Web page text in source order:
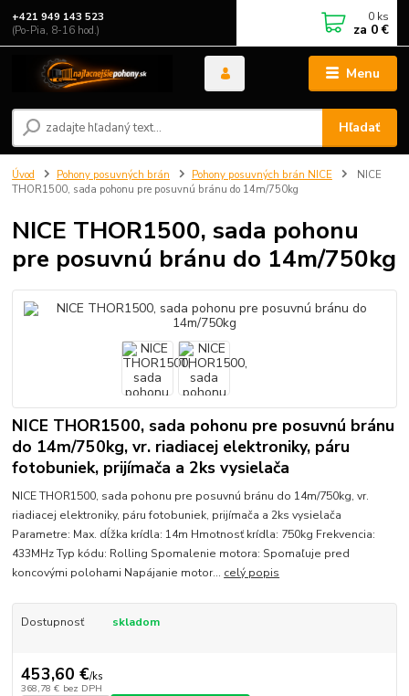
Menu
Hľadať
+421 949 143 523
(Po-Pia, 8-16 hod.)
0 ks
za 0 €
Úvod Pohony posuvných brán Pohony posuvných brán NICE
NICE
THOR1500, sada pohonu pre posuvnú bránu do 14m/750kg
NICE THOR1500, sada pohonu
pre posuvnú bránu do 14m/750kg
NICE THOR1500, sada pohonu pre posuvnú bránu
do 14m/750kg, vr. riadiacej elektroniky, páru
fotobuniek, prijímača a 2ks vysielača
NICE THOR1500, sada pohonu pre posuvnú bránu do 14m/750kg, vr.
riadiacej elektroniky, páru fotobuniek, prijímača a 2ks vysielača
Parametre: Max. dĺžka krídla: 14m Hmotnosť krídla: 750kg Frekvencia:
433MHz Typ kódu: Rolling Spomalenie motora: Spomaľuje pred
koncovými polohami Napájanie motor... celý popis
Dostupnosť skladom
453,60 €/ks
368,78 € bez DPH